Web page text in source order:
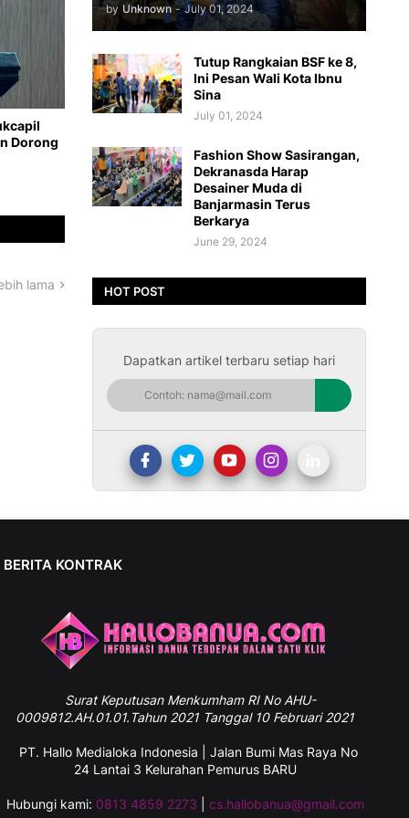
Dorong
lama
by Unknown - July 01, 2024
Tutup Rangkaian BSF ke 8,
Ini Pesan Wali Kota Ibnu
Sina
July 01, 2024
Fashion Show Sasirangan,
Dekranasda Harap
Desainer Muda di
Banjarmasin Terus
Berkarya
June 29, 2024
HOT POST
Dapatkan artikel terbaru setiap hari
BERITA KONTRAK
SuratKeputusan Menkumham RI No AHU-
0009812.AH.01.01.Tahun 2021 Tanggal 10 Februari 2021
PT. Hallo Medialoka Indonesia | Jalan Bumi Mas Raya No
24 Lantai 3 Kelurahan Pemurus BARU
Hubungi kami: 0813 4859 2273 cs.hallobanua@gmail.com